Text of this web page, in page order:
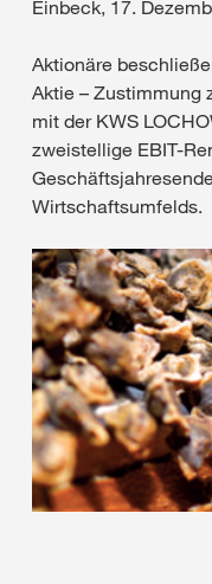
Einbeck, 17.
Aktionäre
Aktie – Zustimmung
mit der KWS
zweistellige EBIT-
Wirtschaftsumfelds.